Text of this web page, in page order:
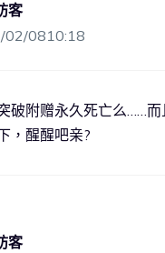
客
02/0810:18
破附赠永久死亡么……而
，醒醒吧亲?
客